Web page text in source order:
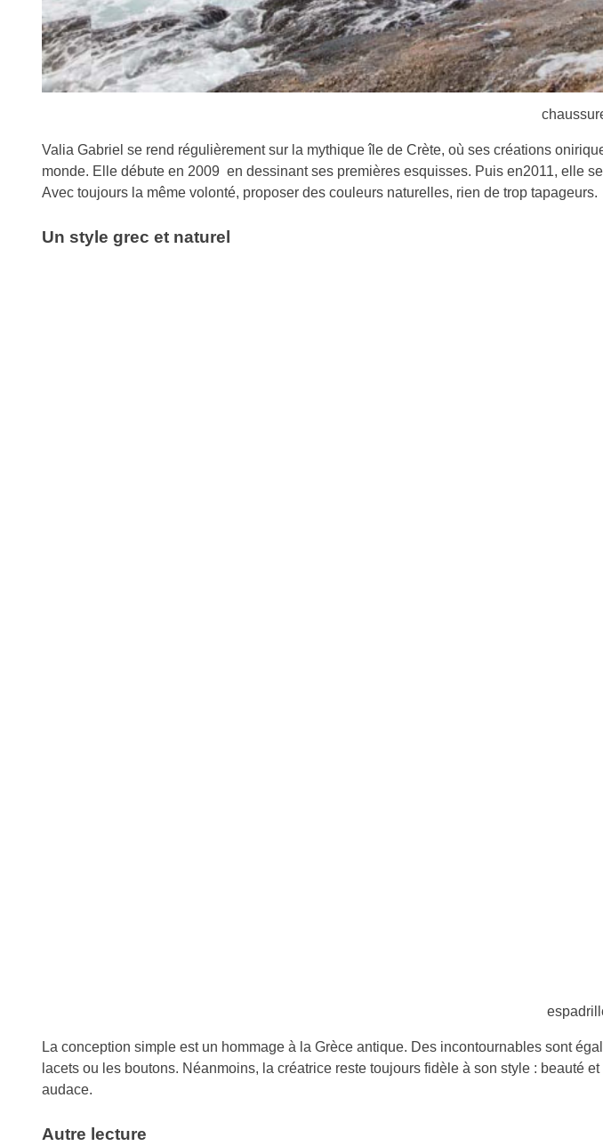
Valia Gabriel se rend régulièrement sur la mythique île de Crète, où ses créations
monde. Elle débute en 2009 en dessinant ses premières esquisses. Puis en2011, elle
Avec toujours la même volonté, proposer des couleurs naturelles, rien de trop tapageurs.
Un style grec et naturel
La conception simple est un hommage à la Grèce antique. Des incontournables sont
lacets ou les boutons. Néanmoins, la créatrice reste toujours fidèle à son style : beauté
audace.
Autre lecture